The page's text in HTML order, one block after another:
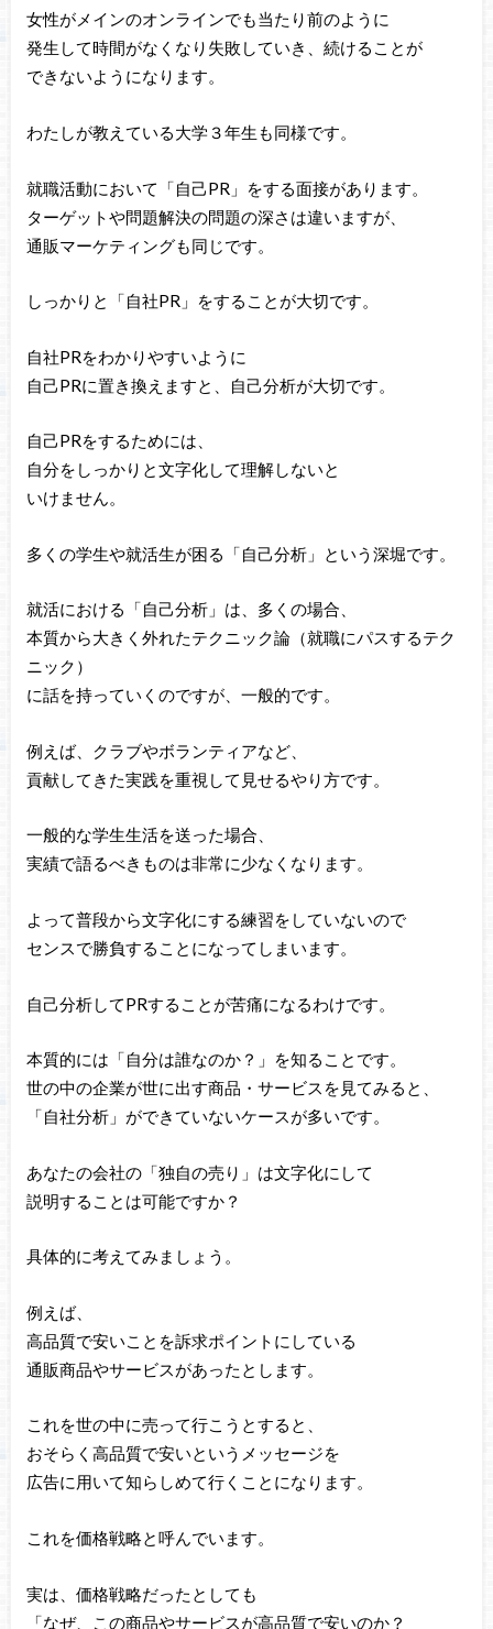
女性がメインのオンラインでも当たり前のように
発生して時間がなくなり失敗していき、続けることが
できないようになります。
わたしが教えている大学３年生も同様です。
就職活動において「自己PR」をする面接があります。
ターゲットや問題解決の問題の深さは違いますが、
通販マーケティングも同じです。
しっかりと「自社PR」をすることが大切です。
自社PRをわかりやすいように
自己PRに置き換えますと、自己分析が大切です。
自己PRをするためには、
自分をしっかりと文字化して理解しないと
いけません。
多くの学生や就活生が困る「自己分析」という深堀です。
就活における「自己分析」は、多くの場合、
本質から大きく外れたテクニック論（就職にパスするテク
ニック）
に話を持っていくのですが、一般的です。
例えば、クラブやボランティアなど、
貢献してきた実践を重視して見せるやり方です。
一般的な学生生活を送った場合、
実績で語るべきものは非常に少なくなります。
よって普段から文字化にする練習をしていないので
センスで勝負することになってしまいます。
自己分析してPRすることが苦痛になるわけです。
本質的には「自分は誰なのか？」を知ることです。
世の中の企業が世に出す商品・サービスを見てみると、
「自社分析」ができていないケースが多いです。
あなたの会社の「独自の売り」は文字化にして
説明することは可能ですか？
具体的に考えてみましょう。
例えば、
高品質で安いことを訴求ポイントにしている
通販商品やサービスがあったとします。
これを世の中に売って行こうとすると、
おそらく高品質で安いというメッセージを
広告に用いて知らしめて行くことになります。
これを価格戦略と呼んでいます。
実は、価格戦略だったとしても
「なぜ、この商品やサービスが高品質で安いのか？